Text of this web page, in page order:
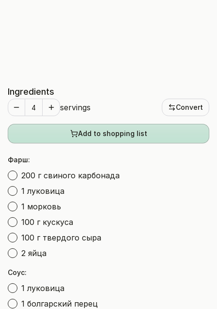
Ingredients
servings Convert
Add to shopping list
Фарш:
200 г свиного карбонада
1 луковица
1 морковь
100 г кускуса
100 г твердого сыра
2 яйца
Соус:
1 луковица
1 болгарский перец